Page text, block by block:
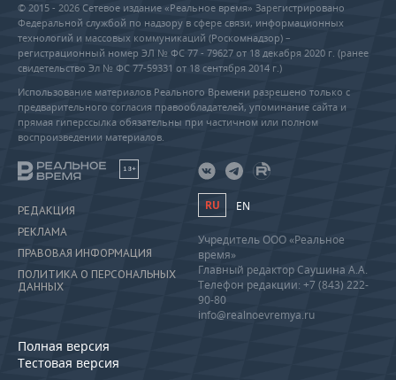
© 2015 - 2026 Сетевое издание «Реальное время» Зарегистрировано
Федеральной службой по надзору в сфере связи, информационных
технологий и массовых коммуникаций (Роскомнадзор) –
регистрационный номер ЭЛ № ФС 77 - 79627 от 18 декабря 2020 г. (ранее
свидетельство Эл № ФС 77-59331 от 18 сентября 2014 г.)
Использование материалов Реального Времени разрешено только с
предварительного согласия правообладателей, упоминание сайта и
прямая гиперссылка обязательны при частичном или полном
воспроизведении материалов.
18+
РЕДАКЦИЯ
РЕКЛАМА
ПРАВОВАЯ ИНФОРМАЦИЯ
ПОЛИТИКА О ПЕРСОНАЛЬНЫХ
ДАННЫХ
Полная версия
Тестовая версия
RU EN
Учредитель ООО «Реальное
время»
Главный редактор Саушина А.А.
Телефон редакции: +7 (843) 222-
90-80
info@realnoevremya.ru